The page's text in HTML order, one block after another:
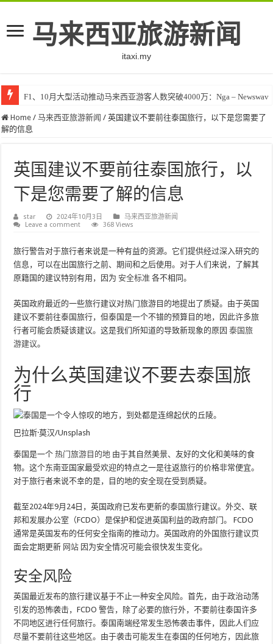
马来西亚旅游新闻
itaxi.my
F1、10月大型活动推动马来西亚游客人数突破4000万：Nga – Newswav
Home / 马来西亚旅游新闻 / 英国建议不要前往泰国旅行，以下是您需要了
解的信息
英国建议不要前往泰国旅行，以
下是您需要了解的信息
star 2024年10月3日
马来西亚旅游新闻
Leave a comment
368 Views
旅行警告对于旅行者来说是一种有益的资源。它们提供经过深入研究的
信息，可以在出国旅行之前、期间和之后使用。对于人们来说，了解其
原籍国的建议特别有用，因为 安全标准 各不相同。
英国政府最近的一些旅行建议对热门旅游目的地提出了质疑。由于英国
建议不要前往泰国旅行，但泰国是一个不错的预算目的地，因此许多旅
行者可能会质疑该建议。这是我们所知道的导致新现象的原因泰国旅
游建议。
为什么英国建议不要去泰国旅
行
巴拉斯·莫汉/Unsplash
泰国是一个热门旅游目的地 由于其自然美景、友好的文化和美味的食
物。这个东南亚国家最受欢迎的特点之一是往返旅行的价格非常便宜。
对于旅行者来说不幸的是，目的地的安全现在受到质疑。
截至2024年9月24日，英国政府已发布更新的泰国旅行建议。外交、联
邦和发展办公室（FCDO）是保护和促进英国利益的政府部门。 FCDO
通常是英国发布的任何安全指南的推动力。英国政府的外国旅行建议页
面会定期更新 网站 因为安全情况可能会很快发生变化。
安全风险
英国最近发布的旅行建议基于不止一种安全风险。首先，由于政治动荡
引发的恐怖袭击，FCDO 警告，除了必要的旅行外，不要前往泰国许多
不同地区进行任何旅行。泰国南端经常发生恐怖袭击事件，因此人们应
尽量不要前往这些地区。由于袭击可能发生在泰国的任何地方，因此旅